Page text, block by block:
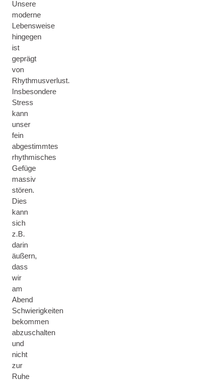
Unsere
moderne
Lebensweise
hingegen
ist
geprägt
von
Rhythmusverlust.
Insbesondere
Stress
kann
unser
fein
abgestimmtes
rhythmisches
Gefüge
massiv
stören.
Dies
kann
sich
z.B.
darin
äußern,
dass
wir
am
Abend
Schwierigkeiten
bekommen
abzuschalten
und
nicht
zur
Ruhe